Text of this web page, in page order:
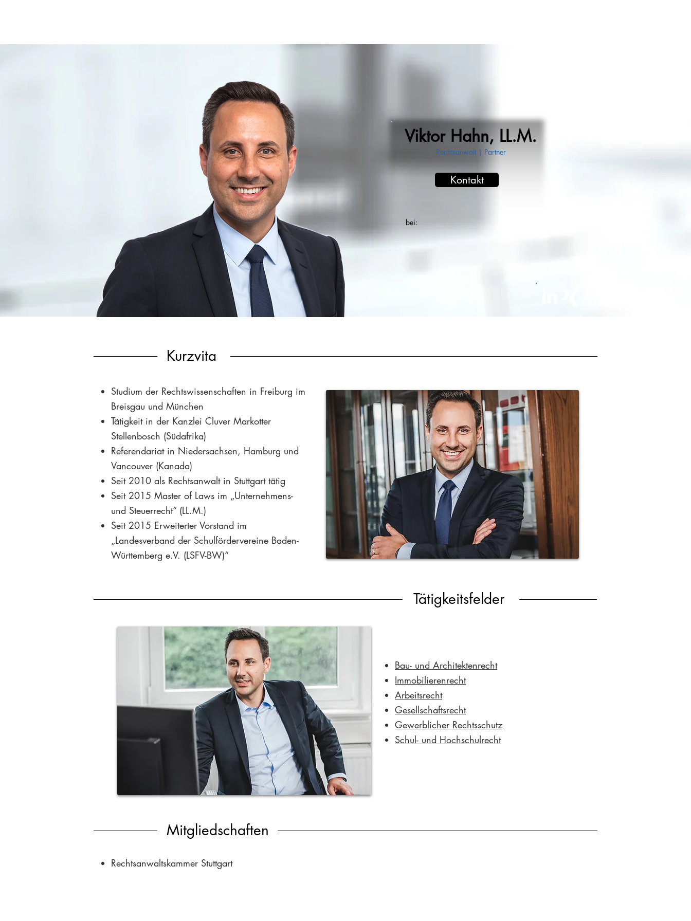
Viktor Hahn, LL.M.
Rechtsanwalt | Partner
Kontakt
bei:
Kurzvita
Studium der Rechtswissenschaften in Freiburg im
Breisgau und München
Tätigkeit in der Kanzlei Cluver Markotter
Stellenbosch (Südafrika)
Referendariat in Niedersachsen, Hamburg und
Vancouver (Kanada)
Seit 2010 als Rechtsanwalt in Stuttgart tätig
Seit 2015 Master of Laws im „Unternehmens-
und Steuerrecht“ (LL.M.)
Seit 2015 Erweiterter Vorstand im
„Landesverband der Schulfördervereine Baden-
Württemberg e.V. (LSFV-BW)“
Tätigkeitsfelder
Bau- und Architektenrecht
Immobilierenrecht
Arbeitsrecht
Gesellschaftsrecht
Gewerblicher Rechtsschutz
Schul- und Hochschulrecht
Mitgliedschaften
Rechtsanwaltskammer Stuttgart